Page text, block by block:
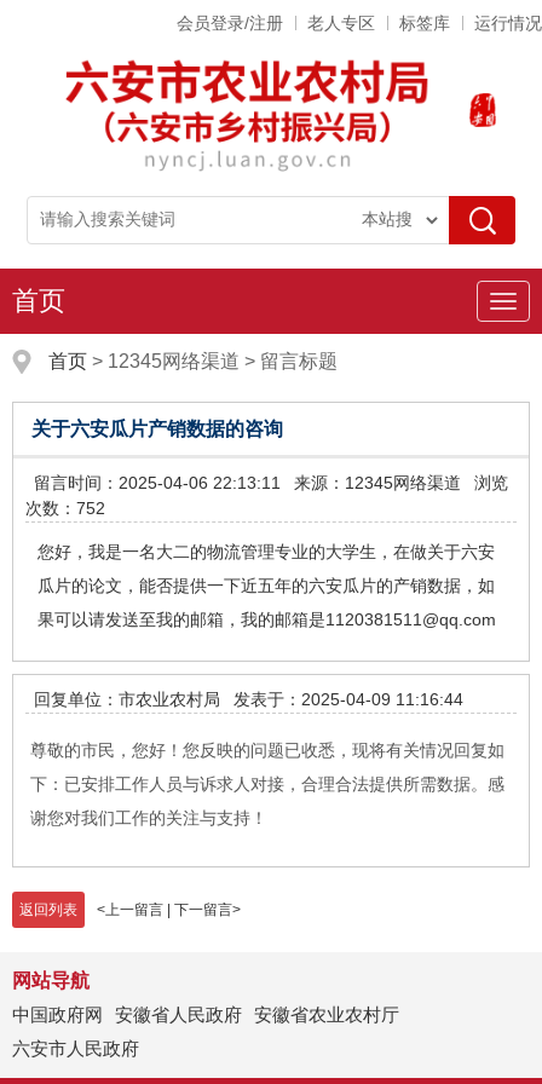
会员登录/注册 老人专区 标签库 运行情况
导
航
首页
首页 > 12345网络渠道 > 留言标题
关于六安瓜片产销数据的咨询
留言时间：2025-04-06 22:13:11 来源：12345网络渠道
浏览
次数：752
您好，我是一名大二的物流管理专业的大学生，在做关于六安
瓜片的论文，能否提供一下近五年的六安瓜片的产销数据，如
果可以请发送至我的邮箱，我的邮箱是1120381511@qq.com
回复单位：市农业农村局 发表于：2025-04-09 11:16:44
尊敬的市民，您好！您反映的问题已收悉，现将有关情况回复如
下：已安排工作人员与诉求人对接，合理合法提供所需数据。感
谢您对我们工作的关注与支持！
返回列表 <上一留言 下一留言>
网站导航
中国政府网
安徽省人民政府 安徽省农业农村厅
六安市人民政府